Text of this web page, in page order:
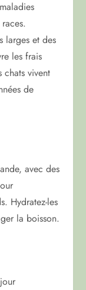
larges et des
les frais
chats vivent
de
avec des
Hydratez-les
la boisson.